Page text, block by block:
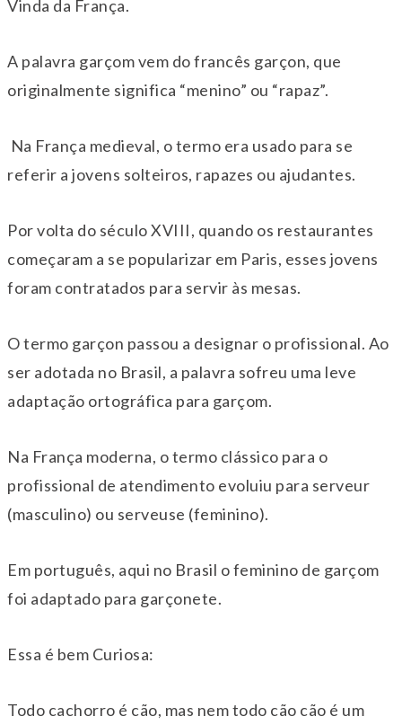
Vinda da França.
A palavra garçom vem do francês garçon, que
originalmente significa “menino” ou “rapaz”.
Na França medieval, o termo era usado para se
referir a jovens solteiros, rapazes ou ajudantes.
Por volta do século XVIII, quando os restaurantes
começaram a se popularizar em Paris, esses jovens
foram contratados para servir às mesas.
O termo garçon passou a designar o profissional. Ao
ser adotada no Brasil, a palavra sofreu uma leve
adaptação ortográfica para garçom.
Na França moderna, o termo clássico para o
profissional de atendimento evoluiu para serveur
(masculino) ou serveuse (feminino).
Em português, aqui no Brasil o feminino de garçom
foi adaptado para garçonete.
Essa é bem Curiosa:
Todo cachorro é cão, mas nem todo cão cão é um